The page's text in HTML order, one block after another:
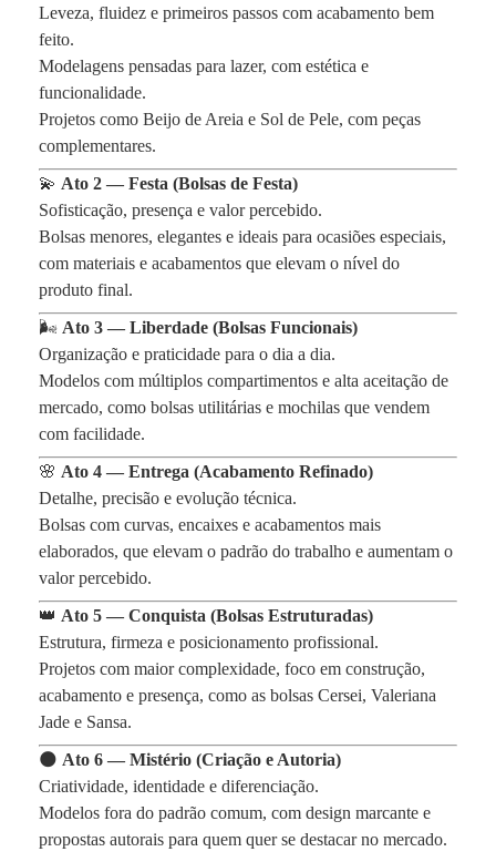
Leveza, fluidez e primeiros passos com acabamento bem
feito.
Modelagens pensadas para lazer, com estética e
funcionalidade.
Projetos como Beijo de Areia e Sol de Pele, com peças
complementares.
💫 Ato 2 — Festa (Bolsas de Festa)
Sofisticação, presença e valor percebido.
Bolsas menores, elegantes e ideais para ocasiões especiais,
com materiais e acabamentos que elevam o nível do
produto final.
🌬️ Ato 3 — Liberdade (Bolsas Funcionais)
Organização e praticidade para o dia a dia.
Modelos com múltiplos compartimentos e alta aceitação de
mercado, como bolsas utilitárias e mochilas que vendem
com facilidade.
🌸 Ato 4 — Entrega (Acabamento Refinado)
Detalhe, precisão e evolução técnica.
Bolsas com curvas, encaixes e acabamentos mais
elaborados, que elevam o padrão do trabalho e aumentam o
valor percebido.
👑 Ato 5 — Conquista (Bolsas Estruturadas)
Estrutura, firmeza e posicionamento profissional.
Projetos com maior complexidade, foco em construção,
acabamento e presença, como as bolsas Cersei, Valeriana
Jade e Sansa.
🌑 Ato 6 — Mistério (Criação e Autoria)
Criatividade, identidade e diferenciação.
Modelos fora do padrão comum, com design marcante e
propostas autorais para quem quer se destacar no mercado.